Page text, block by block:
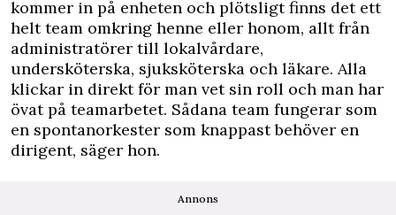
kommer in på enheten och plötsligt finns det ett
helt team omkring henne eller honom, allt från
administratörer till lokalvårdare,
undersköterska, sjuksköterska och läkare. Alla
klickar in direkt för man vet sin roll och man har
övat på teamarbetet. Sådana team fungerar som
en spontanorkester som knappast behöver en
dirigent, säger hon.
Annons